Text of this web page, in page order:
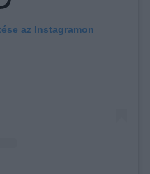
az Instagramon